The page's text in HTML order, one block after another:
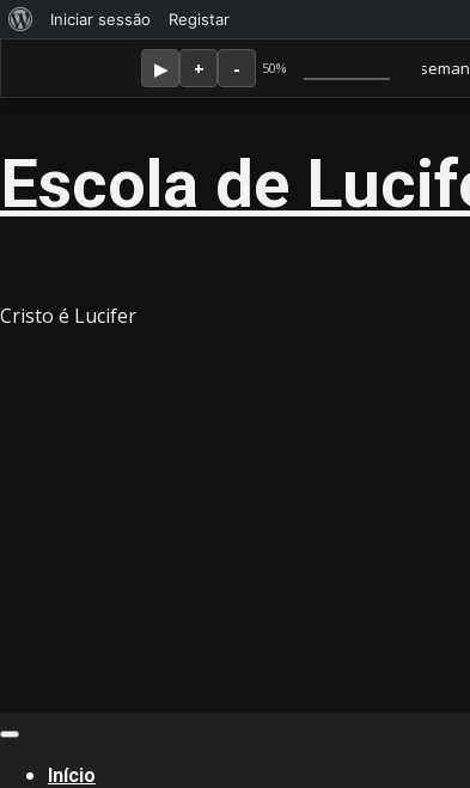
50%
Membro Amor ganha jornal mensal + aula semanal
Sobre
WordPress
Iniciar sessão Registar
Escola de
Cristo é Lucifer
Primary
MenuInício